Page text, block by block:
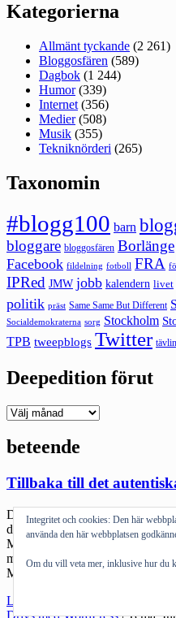
Kategorierna
Allmänt tyckande (2 261)
Bloggosfären (589)
Dagbok (1 244)
Humor(339)
Internet (356)
Medier(508)
Musik (355)
Tekniknörderi (265)
Taxonomin
#blogg100 barn
bloggare bloggosfären Borlänge
Facebook fildelning fotboll FRA
IPRed JMW jobb kalendern livet
politik präst Same Same But Different
Socialdemokraterna sorg Stockholm
TPB tweepblogs Twitter
Deepedition förut
Deepedition
beteende
Tillbaka till det
Det här med Melodikrysset.
det uppenbarligen är rätt många
Melodikrysset. Om det beror på
man alltid gjort det vet jag inte.
Melodikrysset (och Ring så
Läs mer
till
Drivs med WordPress |Tema:
Integritet och cookies: Den här
använda den här webbplatsen
Om du vill veta mer, inklusive hur du